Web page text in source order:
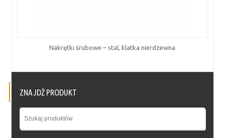
Nakrętki śrubowe – stal, klatka nierdzewna
ZNAJDŹ PRODUKT